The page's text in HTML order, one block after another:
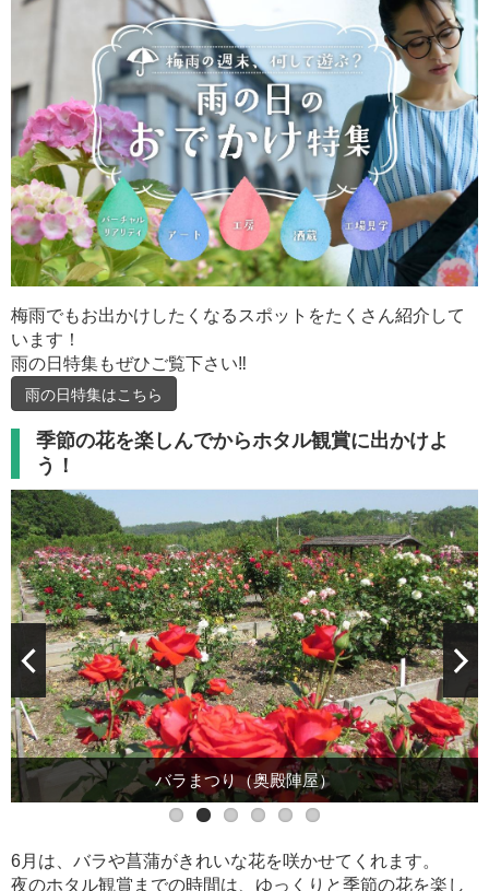
梅雨でもお出かけしたくなるスポットをたくさん紹介して
います！
雨の日特集もぜひご覧下さい‼
雨の日特集はこちら
季節の花を楽しんでからホタル観賞に出かけよ
う！
バラまつり（奥殿陣屋）
6月は、バラや菖蒲がきれいな花を咲かせてくれます。
夜のホタル観賞までの時間は、ゆっくりと季節の花を楽し